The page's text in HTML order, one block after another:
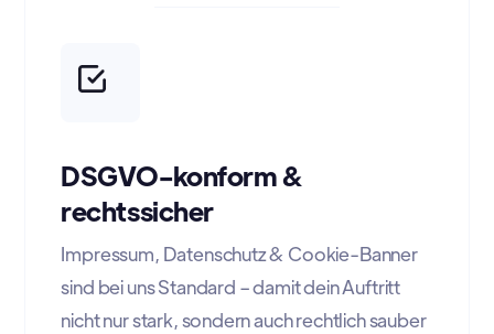
DSGVO-konform &
rechtssicher
Impressum, Datenschutz & Cookie-Banner
sind bei uns Standard – damit dein Auftritt
nicht nur stark, sondern auch rechtlich sauber